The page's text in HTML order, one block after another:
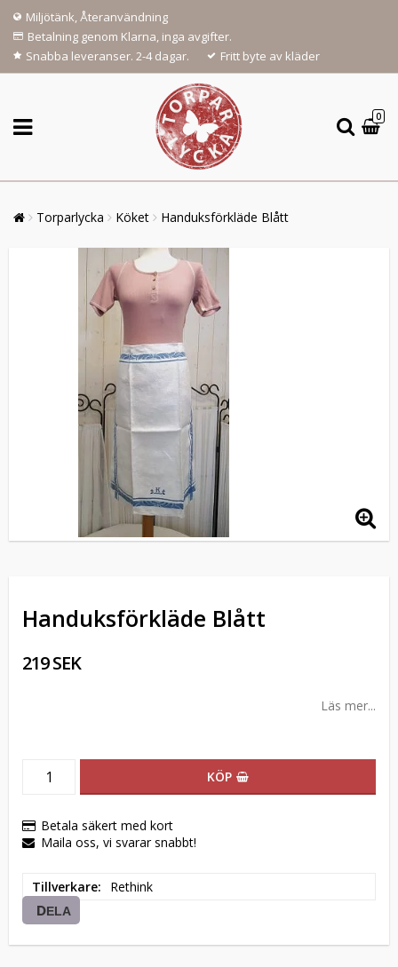
Miljötänk, Återanvändning
Betalning genom Klarna, inga avgifter.
Snabba leveranser. 2-4 dagar.
Fritt byte av kläder
0
Torparlycka Köket Handuksförkläde Blått
Handuksförkläde Blått
219 SEK
Läs mer...
KÖP
Betala säkert med kort
Maila oss, vi svarar snabbt!
Tillverkare Rethink
DELA